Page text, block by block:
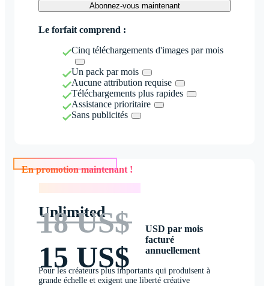
Abonnez-vous maintenant
Le forfait comprend :
Cinq téléchargements d'images par mois
Un pack par mois
Aucune attribution requise
Téléchargements plus rapides
Assistance prioritaire
Sans publicités
En promotion maintenant !
Unlimited
18 US$
15 US$
USD par mois
facturé
annuellement
Pour les créateurs plus importants qui produisent à
grande échelle et exigent une liberté créative